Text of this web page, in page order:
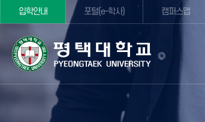
입학안내 포털(e-학사) 캠퍼스맵